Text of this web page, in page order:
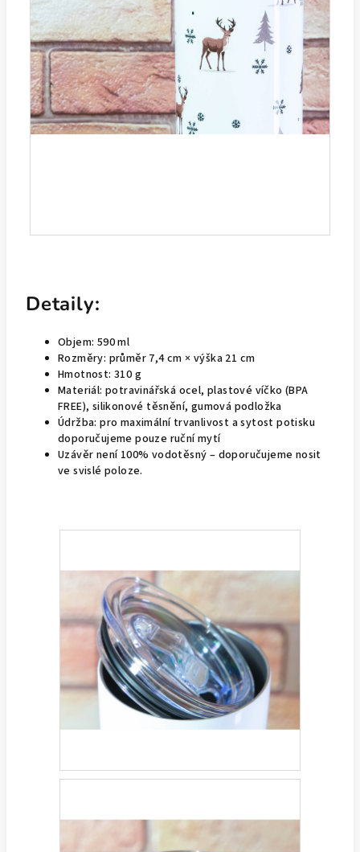
Detaily:
Objem: 590 ml
Rozměry: průměr 7,4 cm × výška 21 cm
Hmotnost: 310 g
Materiál: potravinářská ocel, plastové víčko (BPA
FREE), silikonové těsnění, gumová podložka
Údržba: pro maximální trvanlivost a sytost potisku
doporučujeme pouze ruční mytí
Uzávěr není 100% vodotěsný – doporučujeme nosit
ve svislé poloze.